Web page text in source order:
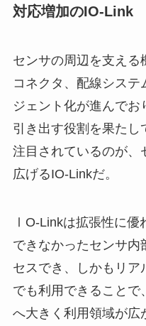
対応増加のIO-Link
センサの周辺を支える
コネクタ、配線システ
ジェント化が進んでお
引き出す役割を果たし
注目されているのが、
広げるIO-Linkだ。
ⅠO-Linkは拡張性に優
できなかったセンサ内
セスでき、しかもリア
でも利用できることで
へ大きく利用領域が広